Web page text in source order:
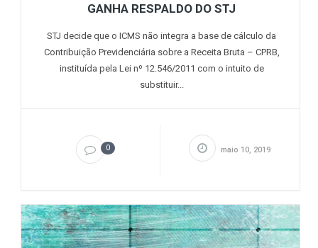
GANHA RESPALDO DO STJ
STJ decide que o ICMS não integra a base de cálculo da
Contribuição Previdenciária sobre a Receita Bruta – CPRB,
instituída pela Lei nº 12.546/2011 com o intuito de
substituir...
0 maio 10, 2019